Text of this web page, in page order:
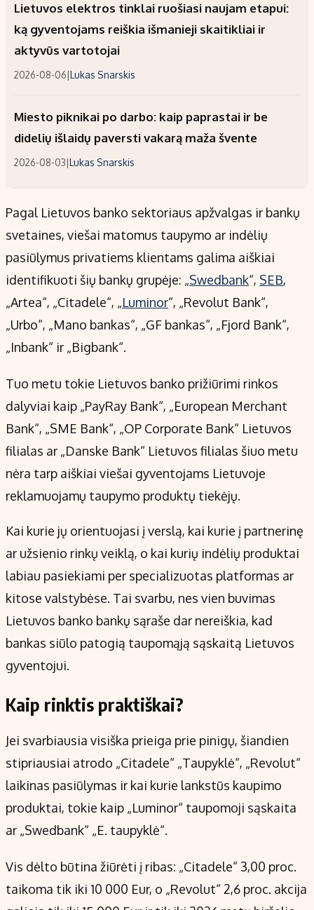
Lietuvos elektros tinklai ruošiasi naujam etapui:
ką gyventojams reiškia išmanieji skaitikliai ir
aktyvūs vartotojai
2026-08-06|Lukas Snarskis
Miesto piknikai po darbo: kaip paprastai ir be
didelių išlaidų paversti vakarą maža švente
2026-08-03|Lukas Snarskis
Pagal Lietuvos banko sektoriaus apžvalgas ir bankų
svetaines, viešai matomus taupymo ar indėlių
pasiūlymus privatiems klientams galima aiškiai
identifikuoti šių bankų grupėje: „Swedbank“, SEB,
„Artea“, „Citadele“, „Luminor“, „Revolut Bank“,
„Urbo“, „Mano bankas“, „GF bankas“, „Fjord Bank“,
„Inbank“ ir „Bigbank“.
Tuo metu tokie Lietuvos banko prižiūrimi rinkos
dalyviai kaip „PayRay Bank“, „European Merchant
Bank“, „SME Bank“, „OP Corporate Bank“ Lietuvos
filialas ar „Danske Bank“ Lietuvos filialas šiuo metu
nėra tarp aiškiai viešai gyventojams Lietuvoje
reklamuojamų taupymo produktų tiekėjų.
Kai kurie jų orientuojasi į verslą, kai kurie į partnerinę
ar užsienio rinkų veiklą, o kai kurių indėlių produktai
labiau pasiekiami per specializuotas platformas ar
kitose valstybėse. Tai svarbu, nes vien buvimas
Lietuvos banko bankų sąraše dar nereiškia, kad
bankas siūlo patogią taupomąją sąskaitą Lietuvos
gyventojui.
Kaip rinktis praktiškai?
Jei svarbiausia visiška prieiga prie pinigų, šiandien
stipriausiai atrodo „Citadele“ „Taupyklė“, „Revolut“
laikinas pasiūlymas ir kai kurie lankstūs kaupimo
produktai, tokie kaip „Luminor“ taupomoji sąskaita
ar „Swedbank“ „E. taupyklė“.
Vis dėlto būtina žiūrėti į ribas: „Citadele“ 3,00 proc.
taikoma tik iki 10 000 Eur, o „Revolut“ 2,6 proc. akcija